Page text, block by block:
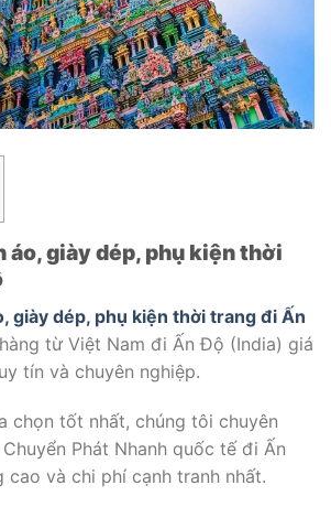
áo, giày dép, phụ kiện thời
giày dép, phụ kiện thời trang đi Ấn
từ Việt Nam đi Ấn Độ (India) giá
tín và chuyên nghiệp.
chọn tốt nhất, chúng tôi chuyên
Phát Nhanh quốc tế đi Ấn
và chi phí cạnh tranh nhất.